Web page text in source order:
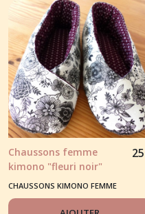
Chaussons femme
kimono "fleuri noir"
fond blanc
25
CHAUSSONS KIMONO FEMME